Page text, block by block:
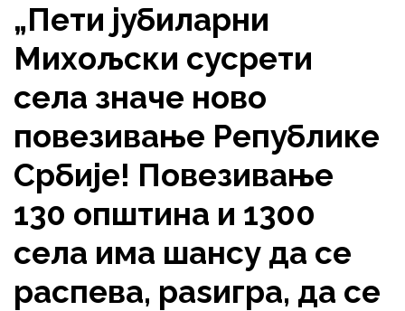
„Пети јубиларни
Михољски сусрети
села значе ново
повезивање Републике
Србије! Повезивање
130 општина и 1300
села има шансу да се
распева, раѕигра, да се